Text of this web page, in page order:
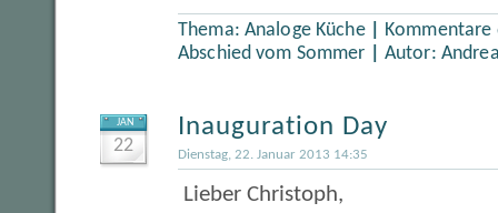
Thema: Analoge Küche
Abschied vom Sommer
Autor:
JAN
22
Inauguration Day
Dienstag, 22. Januar 2013 14:35
Lieber Christoph,